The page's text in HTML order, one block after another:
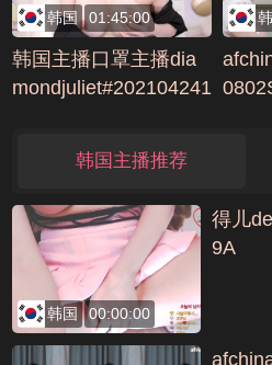
韩国 01:45:00
韩国主播口罩主播dia
mondjuliet#202104241
韩国主播推荐
韩国 00:00:00
得儿
9A